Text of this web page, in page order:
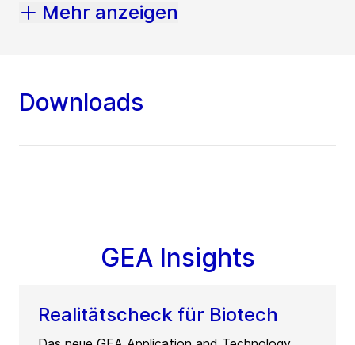
Mehr anzeigen
Downloads
GEA Insights
Realitätscheck für Biotech